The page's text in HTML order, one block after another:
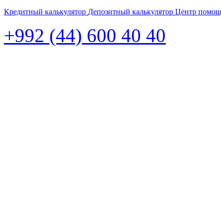
Кредитный калькулятор Депозитный калькулятор Центр
+992 (44) 600 40 40